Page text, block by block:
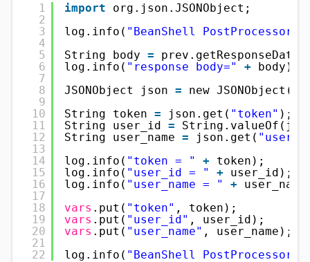
1
2
3
4
5
6
7
8
9
10
11
12
13
14
15
16
17
18
19
20
21
22
import
org.json.JSONObject;
log.info( "BeanShell PostProcessor
String body =
log.info( "response body=" + body);
JSONObject json =
new
String token = json.get( "token" );
String user_id =
String user_name = json.get(
log.info( "token = " + token);
log.info( "user_id = " + user_id);
log.info( "user_name = " +
vars .put( "token" , token);
vars .put( "user_id" , user_id);
vars .put( "user_name" , user_name);
log.info( "BeanShell PostProcessor